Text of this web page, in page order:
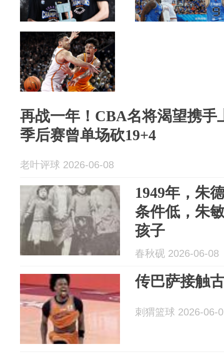
再战一年！CBA名将渴望携手
季后赛曾单场砍19+4
老叶评球 2026-06-08
1949年，朱
条件低，朱
孩子
春秋砚 2026-06-08
传巴萨接触
刺猬篮球 2026-06-